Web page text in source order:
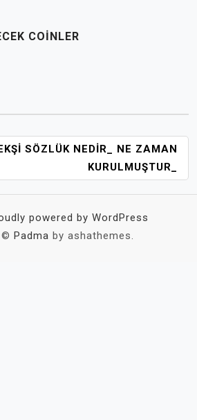
COINLER
SÖZLÜK NEDIR_ NE ZAMAN
KURULMUŞTUR_
powered by WordPress
© Padma by ashathemes.